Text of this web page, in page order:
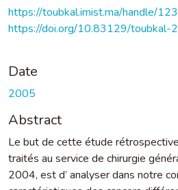
https://toubkal.imist.ma/handle/
https://doi.org/10.83129/toubkal-
Date
2005
Abstract
Le but de cette étude
traités au service de chirurgie
2004, est d’ analyser dans notre